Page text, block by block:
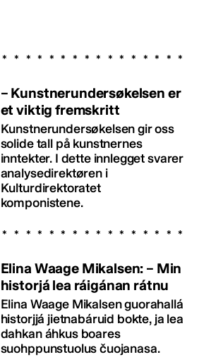
– Kunstnerundersøkelsen er
et viktig fremskritt
Kunstnerundersøkelsen gir oss
solide tall på kunstnernes
inntekter. I dette innlegget svarer
analysedirektøren i
Kulturdirektoratet
komponistene.
Elina Waage Mikalsen: – Min
historjá lea ráigánan rátnu
Elina Waage Mikalsen guorahallá
historjjá jietnabáruid bokte, ja lea
dahkan áhkus boares
suohppunstuolus čuojanasa.